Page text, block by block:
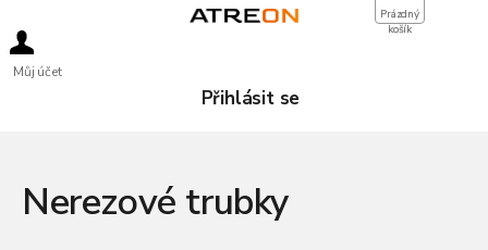
Můj účet
Přihlásit se
NÁKUPNÍ
KOŠÍK
Prázdný
košík
Nerezové trubky